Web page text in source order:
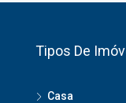
Tipos De
Casa